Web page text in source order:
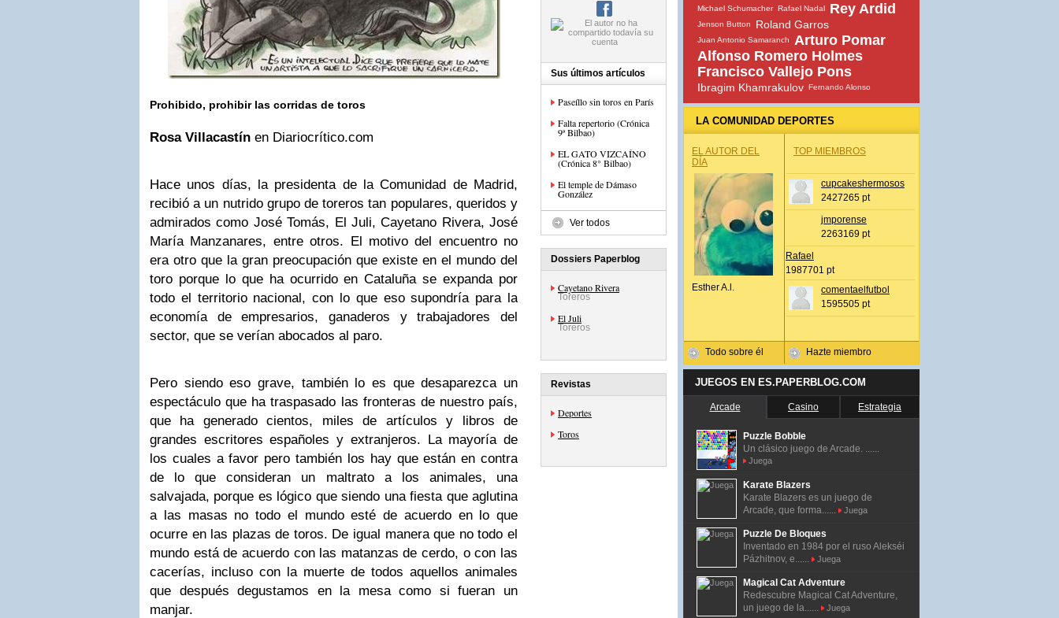
Prohibido, prohibir las corridas de toros
Rosa Villacastín en Diariocrítico.com
Hace unos días, la presidenta de la Comunidad de Madrid,
recibió a un nutrido grupo de toreros tan populares, queridos y
admirados como José Tomás, El Juli, Cayetano Rivera, José
María Manzanares, entre otros. El motivo del encuentro no
era otro que la gran preocupación que existe en el mundo del
toro porque lo que ha ocurrido en Cataluña se expanda por
todo el territorio nacional, con lo que eso supondría para la
economía de empresarios, ganaderos y trabajadores del
sector, que se verían abocados al paro.
Pero siendo eso grave, también lo es que desaparezca un
espectáculo que ha traspasado las fronteras de nuestro país,
que ha generado cientos, miles de artículos y libros de
grandes escritores españoles y extranjeros. La mayoría de
los cuales a favor pero también los hay que están en contra
de lo que consideran un maltrato a los animales, una
salvajada, porque es lógico que siendo una fiesta que aglutina
a las masas no todo el mundo esté de acuerdo en lo que
ocurre en las plazas de toros. De igual manera que no todo el
mundo está de acuerdo con las matanzas de cerdo, o con las
cacerías, incluso con la muerte de todos aquellos animales
que después degustamos en la mesa como si fueran un
manjar.
Sus últimos artículos
Paseíllo sin toros en París
Falta repertorio (Crónica
9ª Bilbao)
EL GATO VIZCAÍNO
(Crónica 8° Bilbao)
El temple de Dámaso
González
Ver todos
Dossiers Paperblog
Cayetano Rivera
Toreros
El Juli
Toreros
Revistas
Deportes
Toros
Michael Schumacher Rafael Nadal Rey Ardid
Jenson Button Roland Garros
Juan Antonio Samaranch
Arturo Pomar
Alfonso Romero Holmes
Francisco Vallejo Pons
Ibragim Khamrakulov Fernando Alonso
LA COMUNIDAD DEPORTES
EL AUTOR DEL
DÍA
Esther A.l.
Todo sobre él
TOP MIEMBROS
cupcakeshermosos
2427265 pt
jmporense
2263169 pt
Rafael
1987701 pt
comentaelfutbol
1595505 pt
Hazte miembro
JUEGOS EN ES.PAPERBLOG.COM
Arcade Casino Estrategia
Puzzle Bobble
Un clásico juego de Arcade. ......
Juega
Karate Blazers
Karate Blazers es un juego de
Arcade, que forma......
Juega
Puzzle De Bloques
Inventado en 1984 por el ruso Alekséi
Pázhitnov, e......
Juega
Magical Cat Adventure
Redescubre Magical Cat Adventure,
un juego de la......
Juega